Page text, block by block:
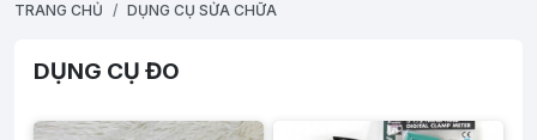
TRANG CHỦ DỤNG CỤ SỬA CHỮA
DỤNG CỤ ĐO